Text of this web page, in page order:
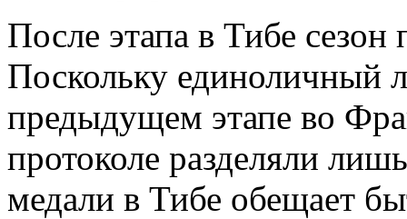
После этапа в Тибе сезон
Поскольку единоличный
предыдущем этапе во
протоколе разделяли
медали в Тибе обещает